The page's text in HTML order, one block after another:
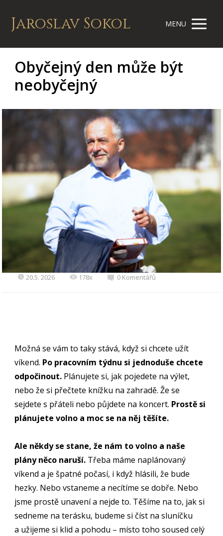
Jaroslav Sokol MENU
Obyčejný den může být
neobyčejný
20.5. 2026 178x 0 Komentářů
Možná se vám to taky stává, když si chcete užít
víkend. Po pracovním týdnu si jednoduše chcete
odpočinout. Plánujete si, jak pojedete na výlet,
nebo že si přečtete knížku na zahradě. Že se
sejdete s přáteli nebo půjdete na koncert. Prostě si
plánujete volno a moc se na něj těšíte.
Ale někdy se stane, že nám to volno a naše
plány něco naruší. Třeba máme naplánovaný
víkend a je špatné počasí, i když hlásili, že bude
hezky. Nebo vstaneme a necítíme se dobře. Nebo
jsme prostě unavení a nejde to. Těšíme na to, jak si
sedneme na terásku, budeme si číst na sluníčku
a užijeme si klid a pohodu – místo toho soused celý